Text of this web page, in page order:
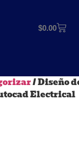
$0.00
/ Diseño
Electrical